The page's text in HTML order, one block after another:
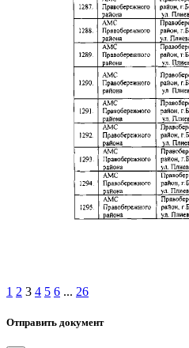
1 2 3 4 5 6 ... 26
Отправить документ